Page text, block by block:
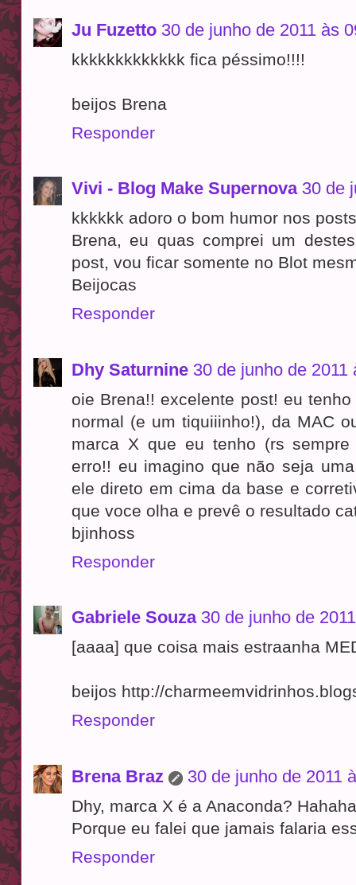
Ju Fuzetto 30 de junho de 2011 às
kkkkkkkkkkkkk fica péssimo!!!!
beijos Brena
Responder
Vivi - Blog Make Supernova 30 de
kkkkkk adoro o bom humor nos
Brena, eu quas comprei um
post, vou ficar somente no Blot
Beijocas
Responder
Dhy Saturnine 30 de junho de 2011
oie Brena!! excelente post! eu
normal (e um tiquiiinho!), da MAC
marca X que eu tenho (rs
erro!! eu imagino que não seja
ele direto em cima da base e
que voce olha e prevê o resultado
bjinhoss
Responder
Gabriele Souza 30 de junho de
[aaaa] que coisa mais estraanha
beijos http://
Responder
Brena Braz 30 de junho de 2011
Dhy, marca X é a Anaconda? Hahaha
Porque eu falei que jamais falaria
Responder